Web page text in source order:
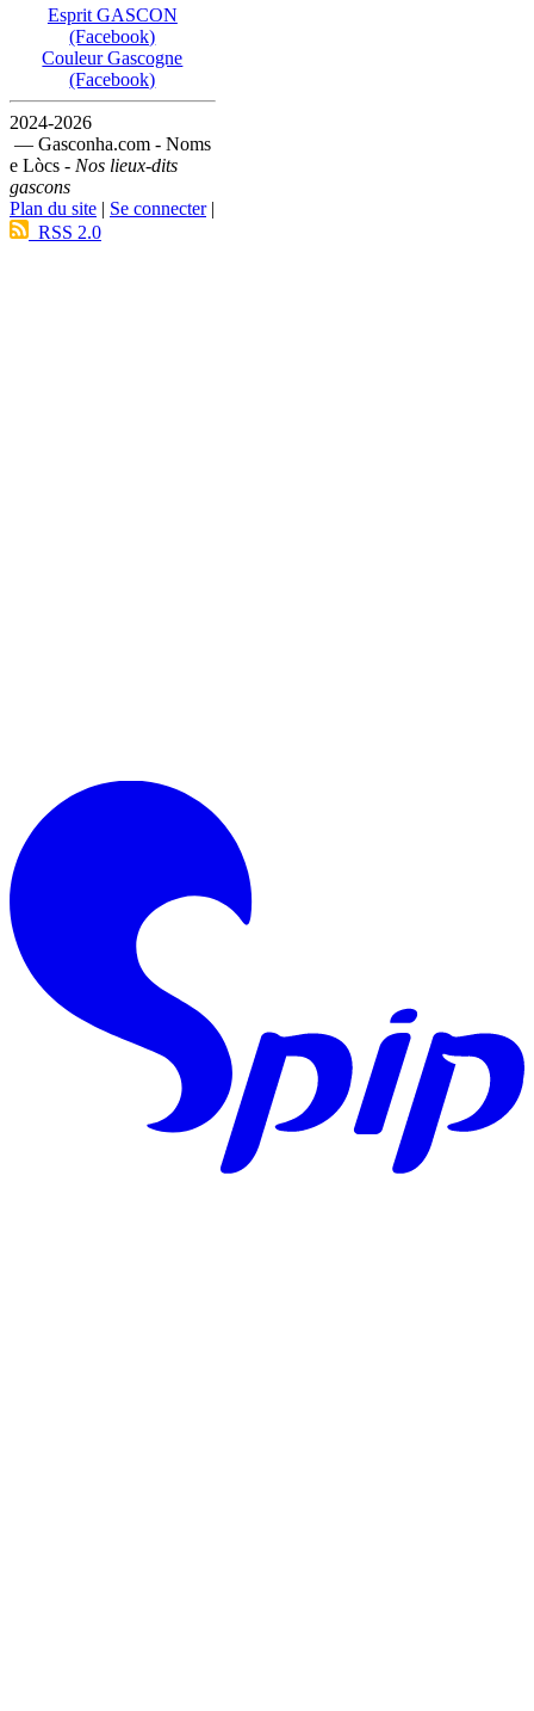
Esprit GASCON
(Facebook)
Couleur Gascogne
(Facebook)
2024-2026
— Gasconha.com - Noms
e Lòcs - Nos lieux-dits
gascons
Plan du site | Se connecter|
RSS 2.0